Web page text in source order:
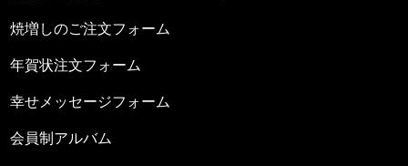
焼増しのご注文フォーム
年賀状注文フォーム
幸せメッセージフォーム
会員制アルバム